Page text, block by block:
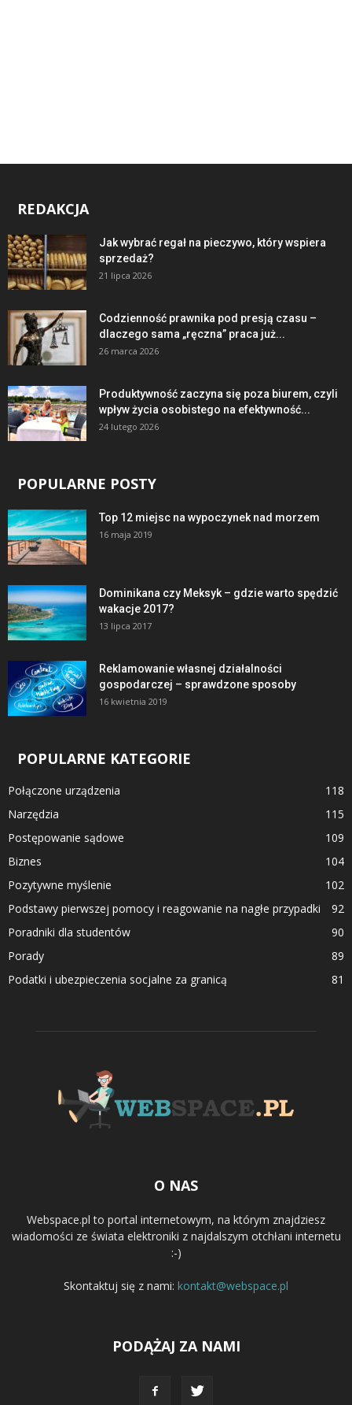
REDAKCJA
Jak wybrać regał na pieczywo, który wspiera
sprzedaż?
21 lipca 2026
Codzienność prawnika pod presją czasu –
dlaczego sama „ręczna” praca już...
26 marca 2026
Produktywność zaczyna się poza biurem, czyli
wpływ życia osobistego na efektywność...
24 lutego 2026
POPULARNE POSTY
Top 12 miejsc na wypoczynek nad morzem
16 maja 2019
Dominikana czy Meksyk – gdzie warto spędzić
wakacje 2017?
13 lipca 2017
Reklamowanie własnej działalności
gospodarczej – sprawdzone sposoby
16 kwietnia 2019
POPULARNE KATEGORIE
Połączone urządzenia
118
Narzędzia
115
Postępowanie sądowe
109
Biznes
104
Pozytywne myślenie
102
Podstawy pierwszej pomocy i reagowanie na nagłe przypadki
92
Poradniki dla studentów
90
Porady
89
Podatki i ubezpieczenia socjalne za granicą
81
O NAS
Webspace.pl to portal internetowym, na którym znajdziesz
wiadomości ze świata elektroniki z najdalszym otchłani internetu
:-)
Skontaktuj się z nami: kontakt@webspace.pl
PODĄŻAJ ZA NAMI